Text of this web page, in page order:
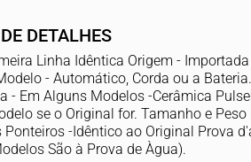
DETALHES
Linha Idêntica Origem -
- Automático, Corda ou a
- Em Alguns Modelos -Cerâmica
se o Original for. Tamanho e Peso
-Idêntico ao Original Prova
São à Prova de Àgua).